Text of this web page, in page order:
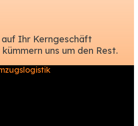
auf Ihr Kerngeschäft
uns um den Rest.